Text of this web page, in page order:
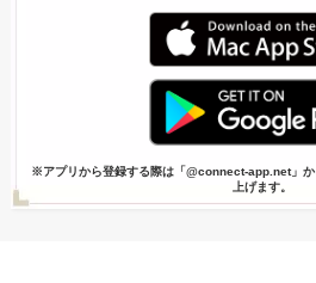
※アプリから登録する際は「@connect-app.net」か
上げます。